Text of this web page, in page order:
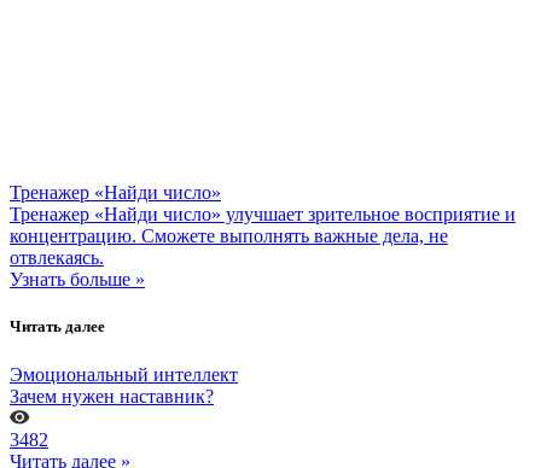
Тренажер «Найди число»
Тренажер «Найди число» улучшает зрительное восприятие и
концентрацию. Сможете выполнять важные дела, не
отвлекаясь.
Узнать больше »
Читать далее
Эмоциональный интеллект
Зачем нужен наставник?
3482
Читать далее »